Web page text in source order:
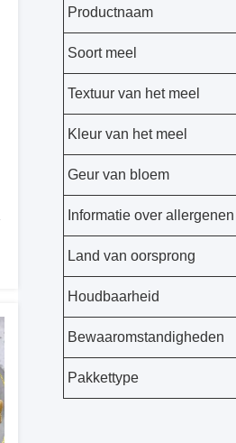
Productnaam
Soort meel
Textuur van het meel
Kleur van het meel
Geur van bloem
Informatie over allergenen
Land van oorsprong
Houdbaarheid
Bewaaromstandigheden
Pakkettype